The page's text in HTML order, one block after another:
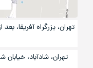
تهران، بزرگراه آفریقا،